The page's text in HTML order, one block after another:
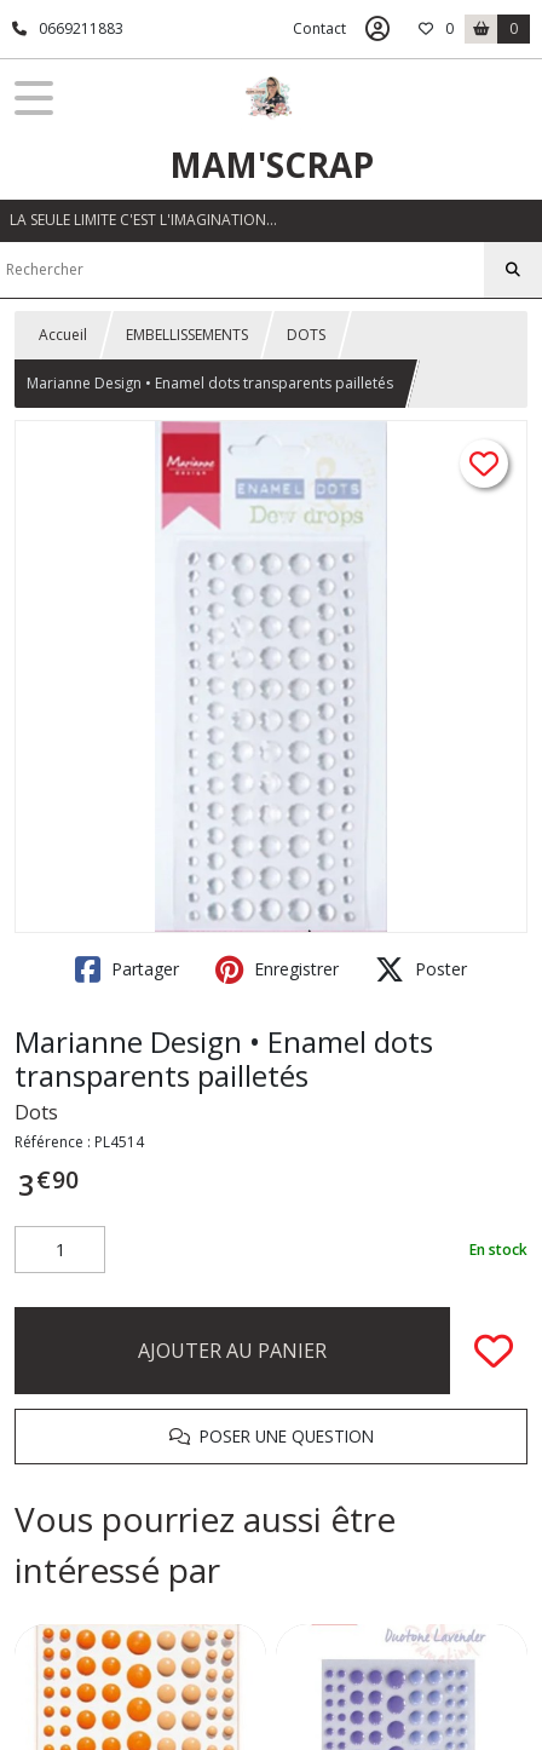
0669211883 Contact 0 0
MAM'SCRAP
LA SEULE LIMITE C'EST L'IMAGINATION…
Accueil EMBELLISSEMENTS DOTS
Marianne Design • Enamel dots transparents pailletés
Partager Enregistrer Poster
Marianne Design • Enamel dots
transparents pailletés
Dots
Référence : PL4514
3€90
En stock
AJOUTER AU PANIER
POSER UNE QUESTION
Vous pourriez aussi être
intéressé par